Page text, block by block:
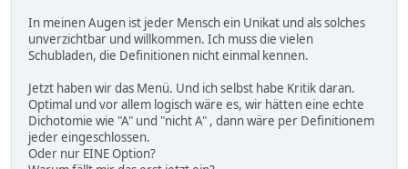
In meinen Augen ist jeder Mensch ein Unikat und als solches
unverzichtbar und willkommen. Ich muss die vielen
Schubladen, die Definitionen nicht einmal kennen.
Jetzt haben wir das Menü. Und ich selbst habe Kritik daran.
Optimal und vor allem logisch wäre es, wir hätten eine echte
Dichotomie wie "A" und "nicht A" , dann wäre per Definitionem
jeder eingeschlossen.
Oder nur EINE Option?